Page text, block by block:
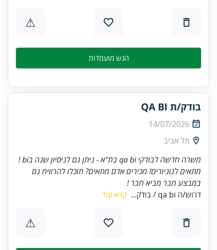
⚠
הגש מועמדות
בודק/ת QA BI
14/07/2026
תל אביב
משרה חדשה לבודקי qa bi בת"א - ניתן גם לניסיון שנה בbi !
מתאים לגוניורים! מכירים אדם מתאים? תוכלו להרוויח גם
במבצע חבר מביא חבר !
דרוש/ה qa bi / בודק...
קרא עוד
⚠